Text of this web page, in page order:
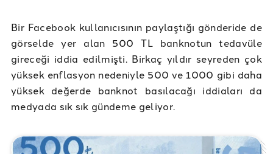
Bir Facebook kullanıcısının paylaştığı gönderide de
görselde yer alan 500 TL banknotun tedavüle
gireceği iddia edilmişti. Birkaç yıldır seyreden çok
yüksek enflasyon nedeniyle 500 ve 1000 gibi daha
yüksek değerde banknot basılacağı iddiaları da
medyada sık sık gündeme geliyor.